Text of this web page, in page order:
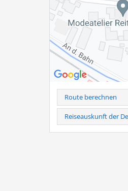
Hinweis
:
Bei kurzfristiger
Weitere Infos als PDF
Route berechnen
Reiseauskunft der